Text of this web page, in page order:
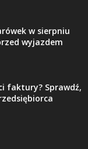
w sierpniu
wyjazdem
faktury? Sprawdź,